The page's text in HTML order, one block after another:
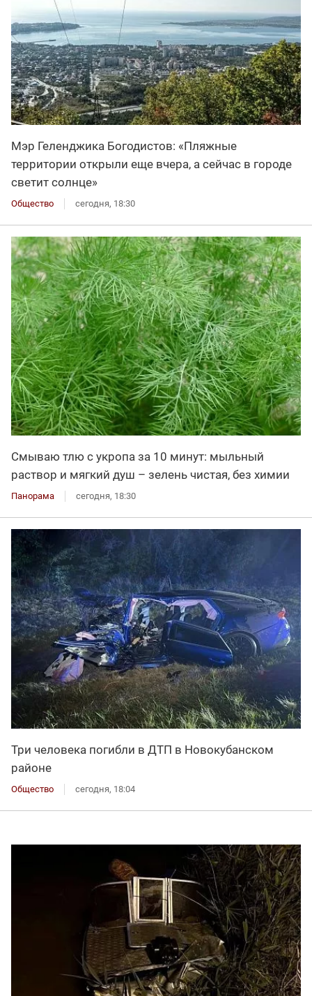
Мэр Геленджика Богодистов: «Пляжные
территории открыли еще вчера, а сейчас в городе
светит солнце»
Общество сегодня, 18:30
Смываю тлю с укропа за 10 минут: мыльный
раствор и мягкий душ – зелень чистая, без химии
Панорама сегодня, 18:30
Три человека погибли в ДТП в Новокубанском
районе
Общество сегодня, 18:04